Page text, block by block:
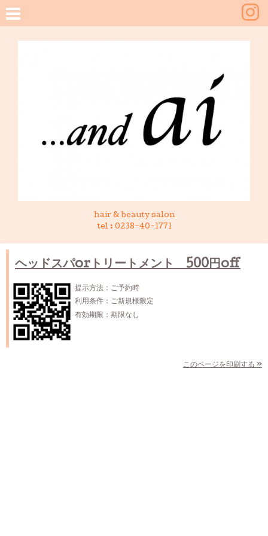
hair & beauty salon
tel : 0238-40-1771
ヘッドスパorトリートメント 500円off
提示方法： ご予約時
利用条件： ご新規様限定
有効期限： 期限なし
このページを印刷する »